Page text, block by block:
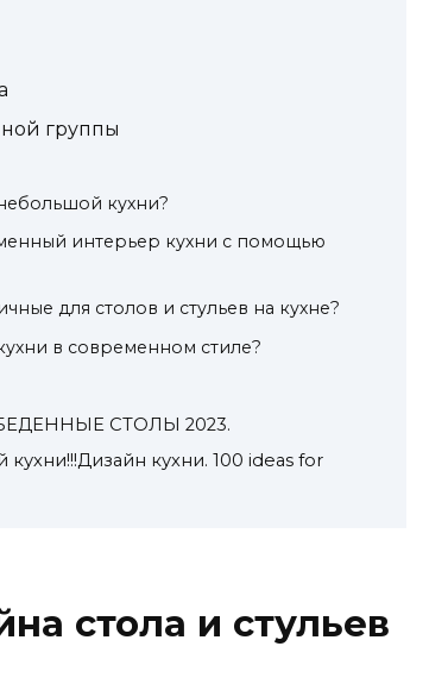
группы
кухни?
интерьер кухни с помощью
для столов и стульев на кухне?
в современном стиле?
СТОЛЫ 2023.
кухни. 100 ideas for
стола и стульев